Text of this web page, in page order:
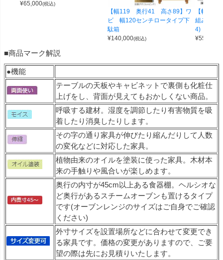
¥65,000(税込)
【幅119 奥行41 高さ89】ワ
ビ 幅120センチロータイプ下
駄箱
¥140,000(税込)
【幅100
組み合わ
4)
¥55,000
■商品マーク解説
●機能
テーブルの天板やキャビネットで裏側も化粧仕
上げをし、背面が見えてもおかしくない商品。
呼吸する建材。湿度を調節したり有害物質を吸
着したり消臭したりします。
その字の通り家具が伸びたり縮んだりして人数
の変化などに対応した家具。
植物由来のオイルを塗装に使った家具。木材本
来の手触りや風合いが楽しめます。
奥行の内寸が45cm以上ある食器棚。ヘルシオな
ど奥行があるスチームオーブンも置けるタイプ
です(オーブンレンジのサイズはご自身でご確認
ください)
外寸サイズを設置場所などに合わせて変更でき
る家具です。価格の変更がありますので、ご要
望の際は先にお見積りいたします。